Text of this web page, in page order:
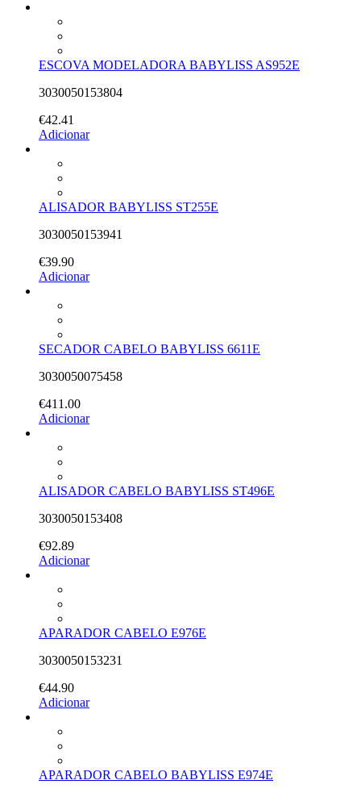
ESCOVA MODELADORA BABYLISS AS952E
3030050153804
€42.41
Adicionar
ALISADOR BABYLISS ST255E
3030050153941
€39.90
Adicionar
SECADOR CABELO BABYLISS 6611E
3030050075458
€411.00
Adicionar
ALISADOR CABELO BABYLISS ST496E
3030050153408
€92.89
Adicionar
APARADOR CABELO E976E
3030050153231
€44.90
Adicionar
APARADOR CABELO BABYLISS E974E